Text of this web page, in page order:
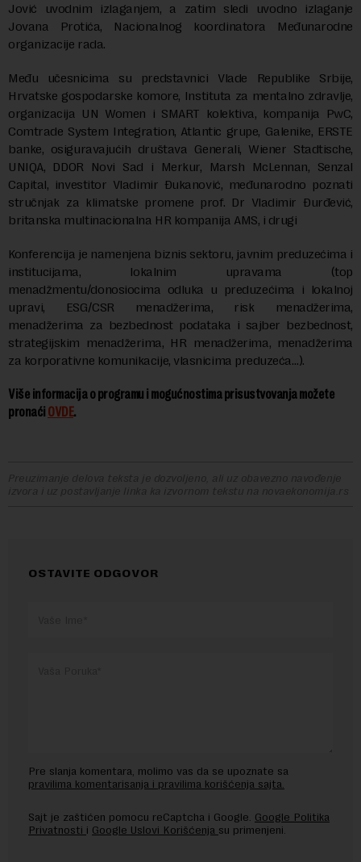
Jović uvodnim izlaganjem, a zatim sledi uvodno izlaganje
Jovana Protića, Nacionalnog koordinatora Međunarodne
organizacije rada.
Među učesnicima su predstavnici Vlade Republike Srbije,
Hrvatske gospodarske komore, Instituta za mentalno zdravlje,
organizacija UN Women i SMART kolektiva, kompanija PwC,
Comtrade System Integration, Atlantic grupe, Galenike, ERSTE
banke, osiguravajućih društava Generali, Wiener Stadtische,
UNIQA, DDOR Novi Sad i Merkur, Marsh McLennan, Senzal
Capital, investitor Vladimir Đukanović, međunarodno poznati
stručnjak za klimatske promene prof. Dr Vladimir Đurđević,
britanska multinacionalna HR kompanija AMS, i drugi
Konferencija je namenjena biznis sektoru, javnim preduzećima i
institucijama, lokalnim upravama (top
menadžmentu/donosiocima odluka u preduzećima i lokalnoj
upravi, ESG/CSR menadžerima, risk menadžerima,
menadžerima za bezbednost podataka i sajber bezbednost,
strategijskim menadžerima, HR menadžerima, menadžerima
za korporativne komunikacije, vlasnicima preduzeća…).
Više informacija o programu i mogućnostima prisustvovanja možete
pronaći OVDE.
Preuzimanje delova teksta je dozvoljeno, ali uz obavezno navođenje
izvora i uz postavljanje linka ka izvornom tekstu na novaekonomija.rs
OSTAVITE ODGOVOR
Pre slanja komentara, molimo vas da se upoznate sa
pravilima komentarisanja i pravilima korišćenja sajta.
Sajt je zaštićen pomocu reCaptcha i Google. Google Politika
Privatnosti i Google Uslovi Korišćenja su primenjeni.